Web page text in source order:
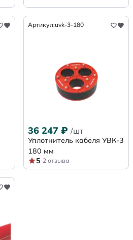
Артикул:uvk-3-180
36 247 ₽ /шт
Уплотнитель кабеля УВК-3
180 мм
5 2 отзыва